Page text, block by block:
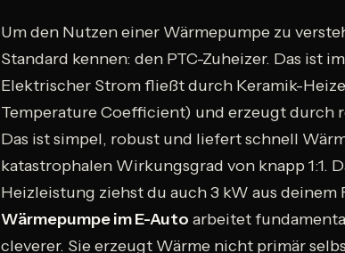
Um den Nutzen einer Wärmepumpe zu
Standard kennen: den PTC-Zuheizer. Das ist
Elektrischer Strom fließt durch Keramik-
Temperature Coefficient) und erzeugt durch
Das ist simpel, robust und liefert schnell
katastrophalen Wirkungsgrad von knapp 1:1.
Heizleistung ziehst du auch 3 kW aus deinem
Wärmepumpe im E-Auto arbeitet
cleverer. Sie erzeugt Wärme nicht primär